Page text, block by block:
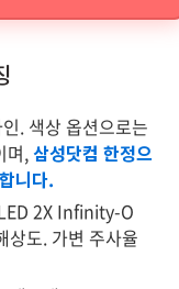
. 색상 옵션으로는
며,삼성닷컴 한정으
니다.
2X Infinity-O
도. 가변 주사율